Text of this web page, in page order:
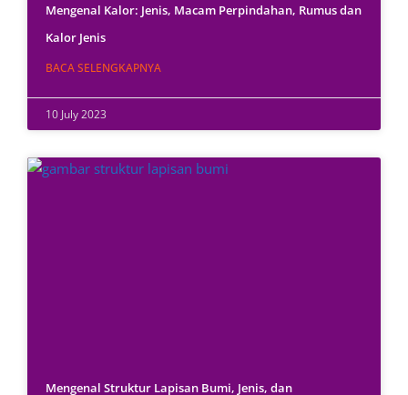
Mengenal Kalor: Jenis, Macam Perpindahan, Rumus dan
Kalor Jenis
BACA SELENGKAPNYA
10 July 2023
Mengenal Struktur Lapisan Bumi, Jenis, dan